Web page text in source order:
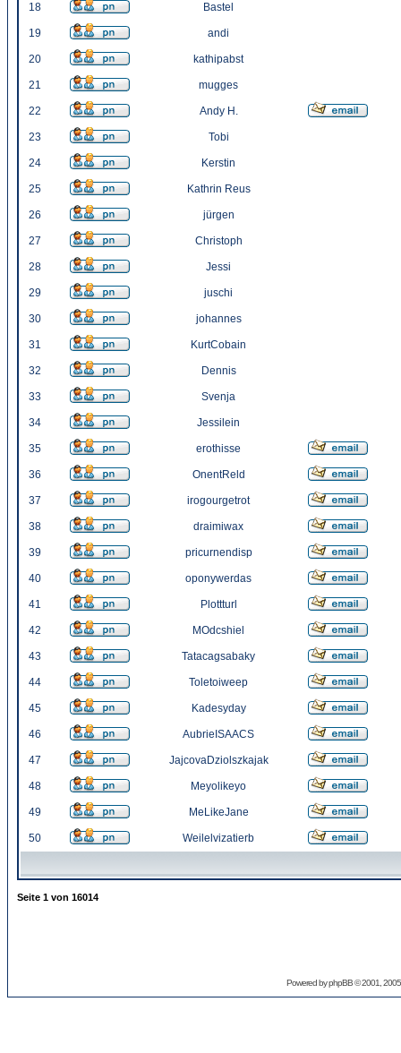
18 Bastel
19 andi
20 kathipabst
21 mugges
22 Andy H.
23 Tobi
24 Kerstin
25 Kathrin Reus
26 jürgen
27 Christoph
28 Jessi
29 juschi
30 johannes
31 KurtCobain
32 Dennis
33 Svenja
34 Jessilein
35 erothisse
36 OnentReld
37 irogourgetrot
38 draimiwax
39 pricurnendisp
40 oponywerdas
41 Plottturl
42 MOdcshiel
43 Tatacagsabaky
44 Toletoiweep
45 Kadesyday
46 AubrieISAACS
47 JajcovaDziolszkajak
48 Meyolikeyo
49 MeLikeJane
50 Weilelvizatierb
Seite 1 von 16014
Powered byphpBB© 2001,